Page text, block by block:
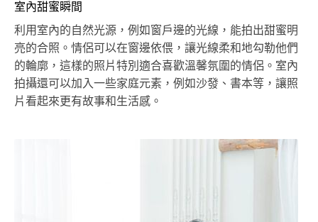
室內甜蜜瞬間
利用室內的自然光源，例如窗戶邊的光線，能拍出甜蜜明
亮的合照。情侶可以在窗邊依偎，讓光線柔和地勾勒他們
的輪廓，這樣的照片特別適合喜歡溫馨氛圍的情侶。室內
拍攝還可以加入一些家庭元素，例如沙發、書本等，讓照
片看起來更有故事和生活感。